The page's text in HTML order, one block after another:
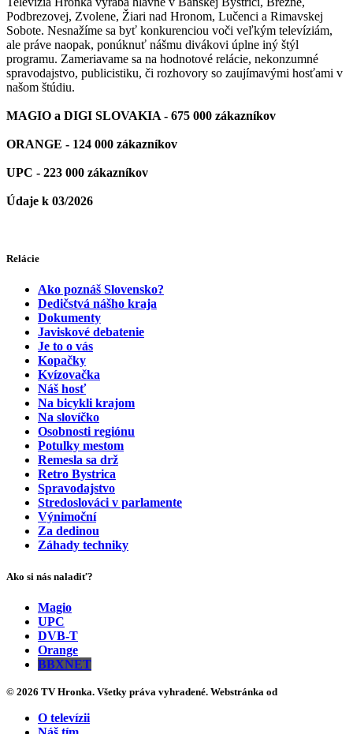
Podbrezovej, Zvolene, Žiari nad Hronom, Lučenci a Rimavskej
Sobote. Nesnažíme sa byť konkurenciou voči veľkým televíziám,
ale práve naopak, ponúknuť nášmu divákovi úplne iný štýl
programu. Zameriavame sa na hodnotové relácie, nekonzumné
spravodajstvo, publicistiku, či rozhovory so zaujímavými hosťami v
našom štúdiu.
MAGIO a DIGI SLOVAKIA - 675 000 zákazníkov
ORANGE - 124 000 zákazníkov
UPC - 223 000 zákazníkov
Údaje k 03/2026
Relácie
Ako poznáš Slovensko?
Dedičstvá nášho kraja
Dokumenty
Javiskové debatenie
Je to o vás
Kopačky
Kvízovačka
Náš hosť
Na bicykli krajom
Na slovíčko
Osobnosti regiónu
Potulky mestom
Remesla sa drž
Retro Bystrica
Spravodajstvo
Stredoslováci v parlamente
Výnimoční
Za dedinou
Záhady techniky
Ako si nás naladiť?
Magio
UPC
DVB-T
Orange
BBXNET
© 2026 TV Hronka. Všetky práva vyhradené. Webstránka od
O televízii